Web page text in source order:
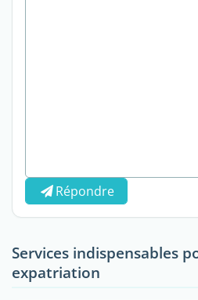
Répondre
Services indispensables
expatriation